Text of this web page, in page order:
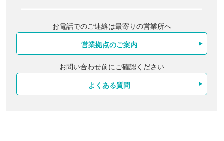
お電話でのご連絡は最寄りの営業所へ
営業拠点のご案内
お問い合わせ前にご確認ください
よくある質問